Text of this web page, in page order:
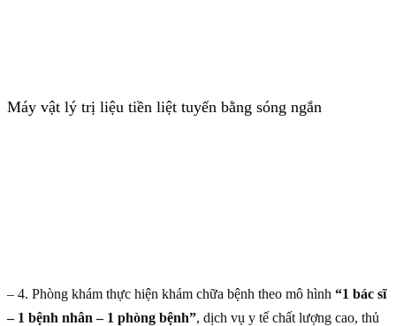
Máy vật lý trị liệu tiền liệt tuyến bằng sóng ngắn
– 4. Phòng khám thực hiện khám chữa bệnh theo mô hình “1 bác sĩ
– 1 bệnh nhân – 1 phòng bệnh”, dịch vụ y tế chất lượng cao, thủ